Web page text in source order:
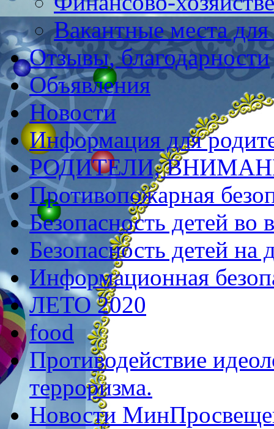
Вакантные места
Отзывы, благодарности
Объявления
Новости
Информация для
РОДИТЕЛИ,
Противопожарная
Безопасность детей во
Безопасность детей на
Информационная
ЛЕТО 2020
food
Противодействие
терроризма.
Новости